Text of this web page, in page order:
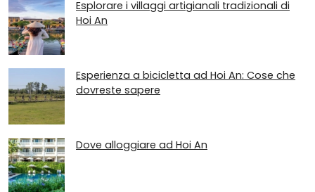
Esplorare i villaggi artigianali tradizionali di
Hoi An
Esperienza a bicicletta ad Hoi An: Cose che
dovreste sapere
Dove alloggiare ad Hoi An